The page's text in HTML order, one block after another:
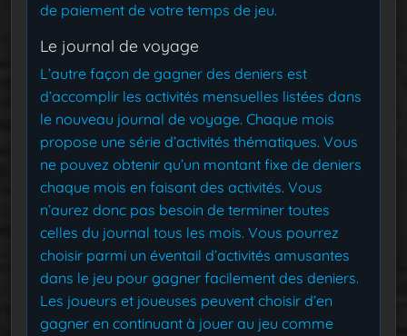
de paiement de votre temps de jeu.
Le journal de voyage
L’autre façon de gagner des deniers est
d’accomplir les activités mensuelles listées dans
le nouveau journal de voyage. Chaque mois
propose une série d’activités thématiques. Vous
ne pouvez obtenir qu’un montant fixe de deniers
chaque mois en faisant des activités. Vous
n’aurez donc pas besoin de terminer toutes
celles du journal tous les mois. Vous pourrez
choisir parmi un éventail d’activités amusantes
dans le jeu pour gagner facilement des deniers.
Les joueurs et joueuses peuvent choisir d’en
gagner en continuant à jouer au jeu comme